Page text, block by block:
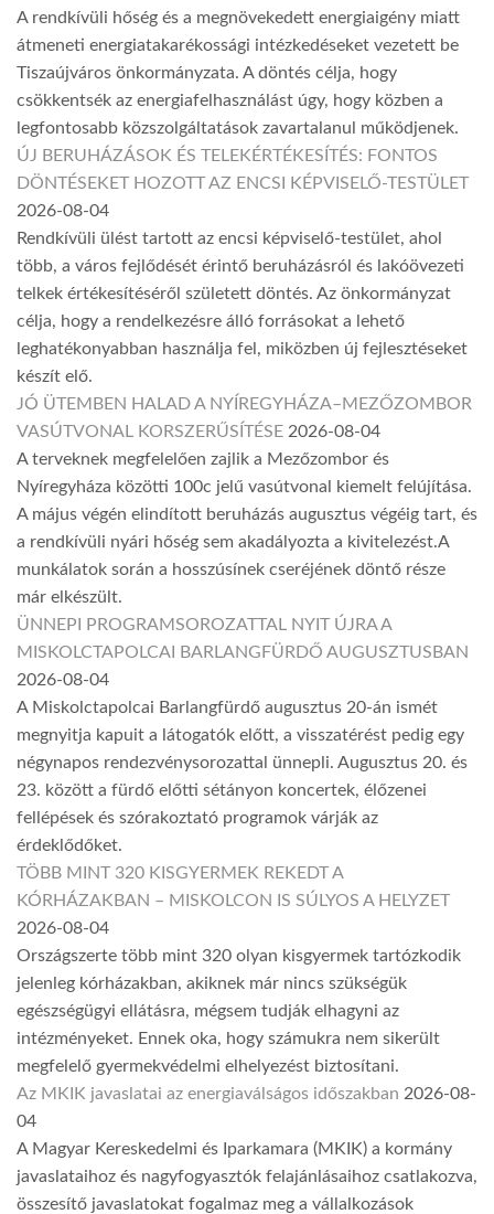
A rendkívüli hőség és a megnövekedett energiaigény miatt
átmeneti energiatakarékossági intézkedéseket vezetett be
Tiszaújváros önkormányzata. A döntés célja, hogy
csökkentsék az energiafelhasználást úgy, hogy közben a
legfontosabb közszolgáltatások zavartalanul működjenek.
ÚJ BERUHÁZÁSOK ÉS TELEKÉRTÉKESÍTÉS: FONTOS
DÖNTÉSEKET HOZOTT AZ ENCSI KÉPVISELŐ-TESTÜLET
2026-08-04
Rendkívüli ülést tartott az encsi képviselő-testület, ahol
több, a város fejlődését érintő beruházásról és lakóövezeti
telkek értékesítéséről született döntés. Az önkormányzat
célja, hogy a rendelkezésre álló forrásokat a lehető
leghatékonyabban használja fel, miközben új fejlesztéseket
készít elő.
JÓ ÜTEMBEN HALAD A NYÍREGYHÁZA–MEZŐZOMBOR
VASÚTVONAL KORSZERŰSÍTÉSE 2026-08-04
A terveknek megfelelően zajlik a Mezőzombor és
Nyíregyháza közötti 100c jelű vasútvonal kiemelt felújítása.
A május végén elindított beruházás augusztus végéig tart, és
a rendkívüli nyári hőség sem akadályozta a kivitelezést.A
munkálatok során a hosszúsínek cseréjének döntő része
már elkészült.
ÜNNEPI PROGRAMSOROZATTAL NYIT ÚJRA A
MISKOLCTAPOLCAI BARLANGFÜRDŐ AUGUSZTUSBAN
2026-08-04
A Miskolctapolcai Barlangfürdő augusztus 20-án ismét
megnyitja kapuit a látogatók előtt, a visszatérést pedig egy
négynapos rendezvénysorozattal ünnepli. Augusztus 20. és
23. között a fürdő előtti sétányon koncertek, élőzenei
fellépések és szórakoztató programok várják az
érdeklődőket.
TÖBB MINT 320 KISGYERMEK REKEDT A
KÓRHÁZAKBAN – MISKOLCON IS SÚLYOS A HELYZET
2026-08-04
Országszerte több mint 320 olyan kisgyermek tartózkodik
jelenleg kórházakban, akiknek már nincs szükségük
egészségügyi ellátásra, mégsem tudják elhagyni az
intézményeket. Ennek oka, hogy számukra nem sikerült
megfelelő gyermekvédelmi elhelyezést biztosítani.
Az MKIK javaslatai az energiaválságos időszakban 2026-08-
04
A Magyar Kereskedelmi és Iparkamara (MKIK) a kormány
javaslataihoz és nagyfogyasztók felajánlásaihoz csatlakozva,
összesítő javaslatokat fogalmaz meg a vállalkozások